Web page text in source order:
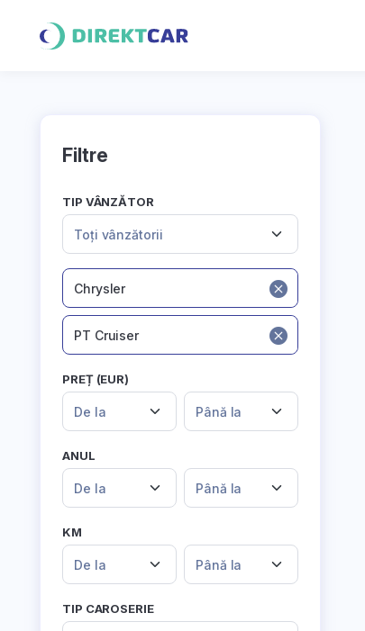
Filtre
TIP VÂNZĂTOR
Toți vânzătorii
Chrysler
PT Cruiser
PREȚ (EUR)
De la Până la
ANUL
De la Până la
KM
De la Până la
TIP CAROSERIE